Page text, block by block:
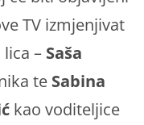
TV izmjenjivat
– Saša
te Sabina
kao voditeljice